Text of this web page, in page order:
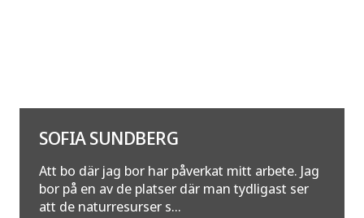
SOFIA SUNDBERG
Att bo där jag bor har påverkat mitt arbete. Jag
bor på en av de platser där man tydligast ser
att de naturresurser s...